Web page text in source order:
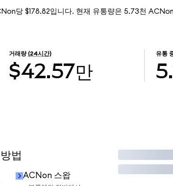
당 $178.82입니다. 현재 유통량은 5.73천
거래량 (24시간)
$42.57만
유통
법
ACNon 스왑
거래